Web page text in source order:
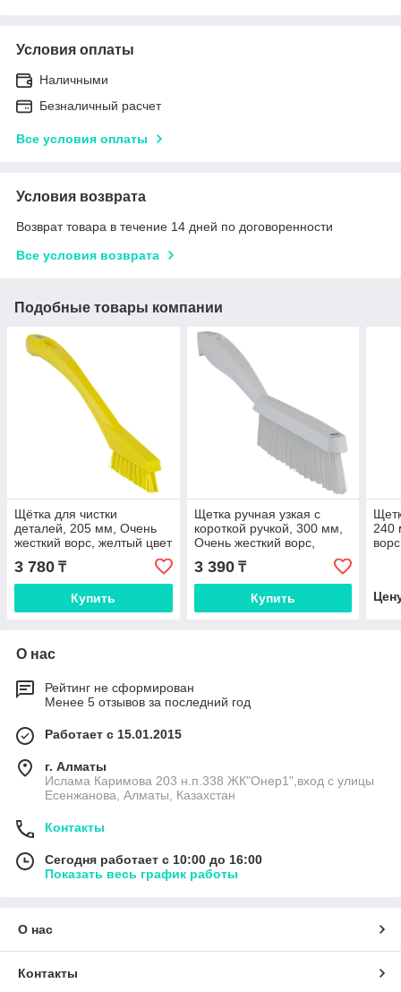
Условия оплаты
Наличными
Безналичный расчет
Все условия оплаты
Условия возврата
Возврат товара в течение 14 дней по договоренности
Все условия возврата
Подобные товары компании
Щётка для чистки
деталей, 205 мм, Очень
жесткий ворс, желтый цвет
3 780 ₸
Купить
Щетка ручная узкая с
короткой ручкой, 300 мм,
Очень жесткий ворс,
белый цвет
3 390₸
Купить
240
О нас
Рейтинг не сформирован
Менее 5 отзывов за последний год
Работает с 15.01.2015
г. Алматы
Ислама Каримова 203 н.п.338 ЖК"Онер1",вход с улицы
Есенжанова, Алматы, Казахстан
Контакты
Сегодня работает с 10:00 до 16:00
Показать весь график работы
О нас
Контакты